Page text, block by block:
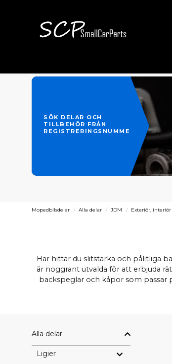
SÖK DELAR OCH
TILLBEHÖR FRÅN
REGISTRERINGSNUMMER
Mopedbilsdelar Alla delar JDM Exteriör,
Här hittar du slitstarka och pålitliga
är noggrant utvalda för att erbjuda
backspeglar och kåpor som passar
Alla delar
Ligier